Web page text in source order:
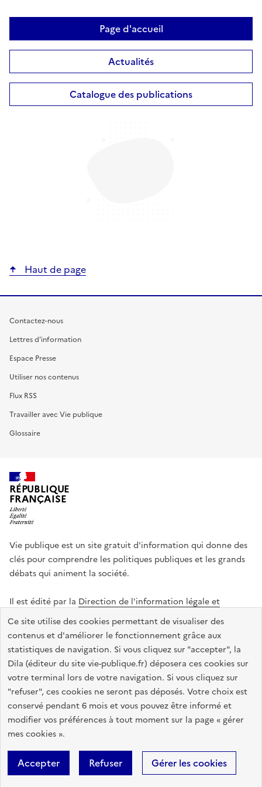
Ce site utilise des cookies permettant de visualiser des
contenus et d'améliorer le fonctionnement grâce aux
statistiques de navigation. Si vous cliquez sur "accepter", la
Dila (éditeur du site vie-publique.fr) déposera ces cookies sur
votre terminal lors de votre navigation. Si vous cliquez sur
"refuser", ces cookies ne seront pas déposés. Votre choix est
conservé pendant 6 mois et vous pouvez être informé et
modifier vos préférences à tout moment sur la page « gérer
mes cookies ».
Accepter Refuser Gérer les cookies
Page d'accueil
Actualités
Catalogue des publications
Haut de page
Contactez-nous
Lettres d'information
Espace Presse
Utiliser nos contenus
Flux RSS
Travailler avec Vie publique
Glossaire
RÉPUBLIQUE
FRANÇAISE
Vie publique est un site gratuit d'information qui donne des
clés pour comprendre les politiques publiques et les grands
débats qui animent la société.
Il est édité par la Direction de l'information légale et
administrative
legifrance.gouv.fr info.gouv.fr
data.gouv.fr
service-public.gouv.fr
Accessibilité : totalement conforme
Données personnelles
Sauf mention contraire, tous les textes de ce site sont sous